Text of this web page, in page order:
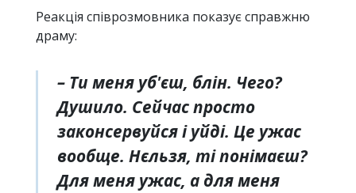
Реакція співрозмовника показує справжню
драму:
– Ти меня уб'єш, блін. Чего?
Душило. Сейчас просто
законсервуйся і уйді. Це ужас
вообще. Нєльзя, ті понімаєш?
Для меня ужас, а для меня